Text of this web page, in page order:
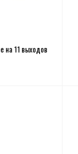
на 11 выходов